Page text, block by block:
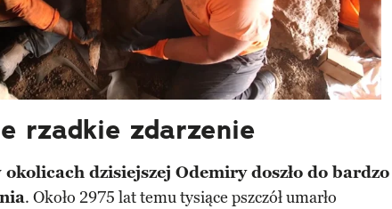
rzadkie zdarzenie
okolicach dzisiejszej Odemiry doszło do bardzo
. Około 2975 lat temu tysiące pszczół umarło